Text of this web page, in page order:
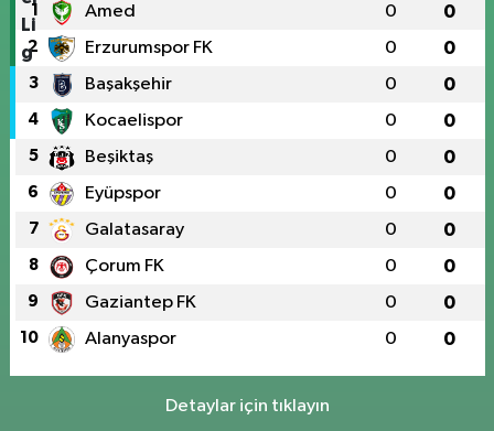
1 Amed 0 0
2 Erzurumspor FK 0 0
3 Başakşehir 0 0
4 Kocaelispor 0 0
5 Beşiktaş 0 0
6 Eyüpspor 0 0
7 Galatasaray 0 0
8 Çorum FK 0 0
9 Gaziantep FK 0 0
10 Alanyaspor 0 0
Detaylar için tıklayın